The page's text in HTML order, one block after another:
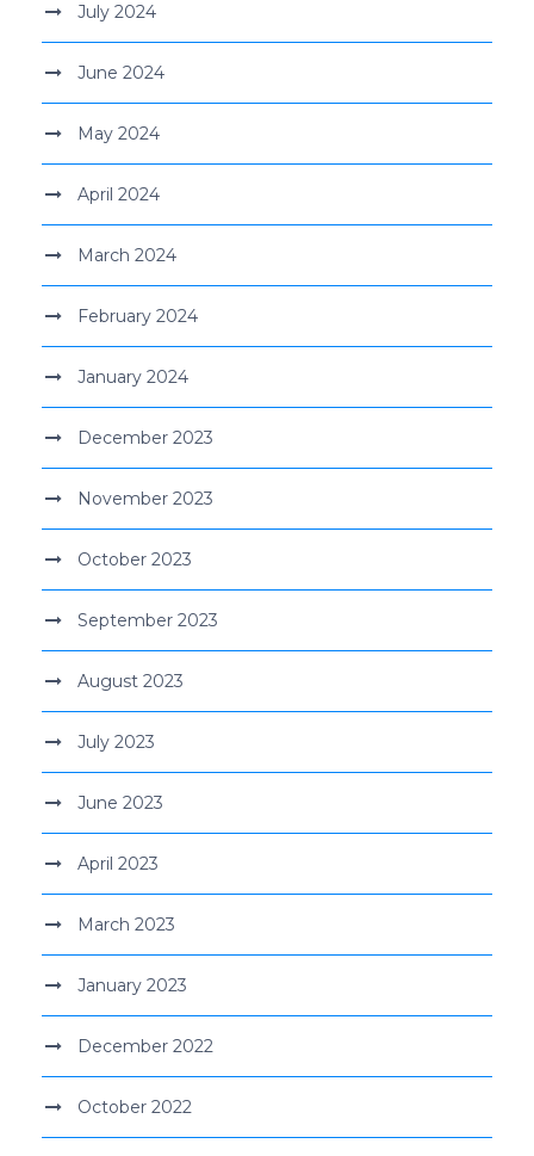
July 2024
June 2024
May 2024
April 2024
March 2024
February 2024
January 2024
December 2023
November 2023
October 2023
September 2023
August 2023
July 2023
June 2023
April 2023
March 2023
January 2023
December 2022
October 2022